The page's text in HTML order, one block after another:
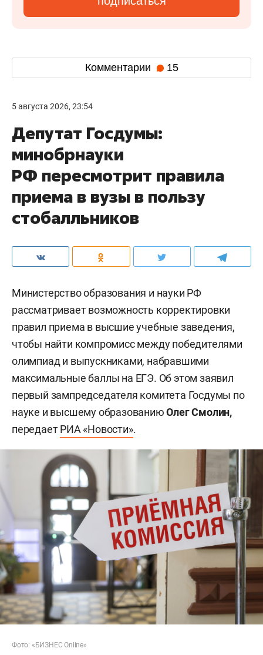
Комментарии 15
5 августа 2026, 23:54
Депутат Госдумы:
минобрнауки
РФ пересмотрит правила
приема в вузы в пользу
стобалльников
Министерство образования и науки РФ
рассматривает возможность корректировки
правил приема в высшие учебные заведения,
чтобы найти компромисс между победителями
олимпиад и выпускниками, набравшими
максимальные баллы на ЕГЭ. Об этом заявил
первый зампредседателя комитета Госдумы по
науке и высшему образованиюОлег Смолин,
передаетРИА «Новости».
Фото: «БИЗНЕС Online»